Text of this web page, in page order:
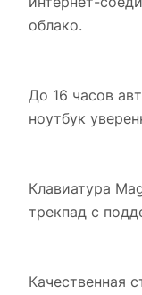
облако.
До 16 часов
ноутбук
Клавиатура
трекпад с
Качественная